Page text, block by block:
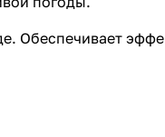
Обеспечивает